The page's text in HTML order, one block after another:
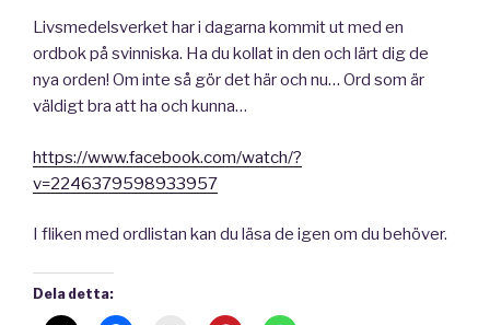
Livsmedelsverket har i dagarna kommit ut med en
ordbok på svinniska. Ha du kollat in den och lärt dig de
nya orden! Om inte så gör det här och nu… Ord som är
väldigt bra att ha och kunna…
https://www.facebook.com/watch/?
v=2246379598933957
I fliken med ordlistan kan du läsa de igen om du behöver.
Dela detta: